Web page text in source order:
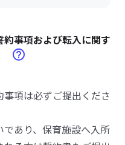
事項および転入に関す
項は必ずご提出くださ
あり、保育施設へ入所